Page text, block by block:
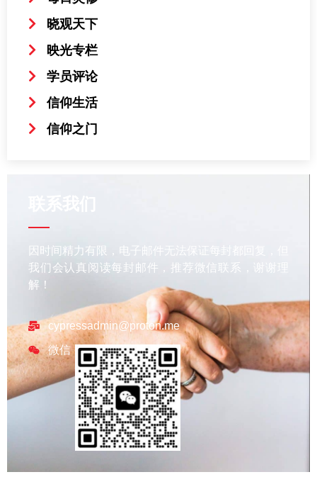
晓观天下
映光专栏
学员评论
信仰生活
信仰之门
因时间精力有限，电子邮件无法保证每封都回复，但
我们会认真阅读每封邮件，推荐微信联系，谢谢理
解！
cypressadmin@proton.me
微信